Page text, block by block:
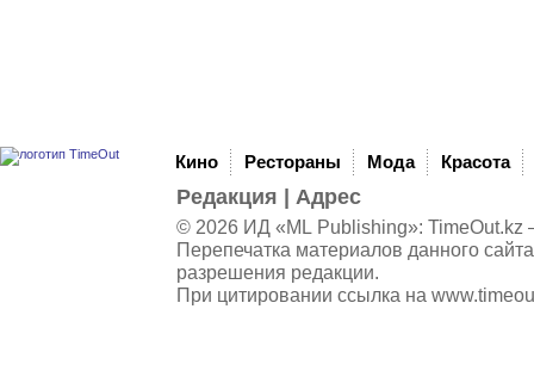
Кино Рестораны Мода Красота
Редакция Адрес
© 2026 ИД «ML Publishing»: TimeOut.kz
Перепечатка материалов данного
разрешения редакции.
При цитировании ссылка на